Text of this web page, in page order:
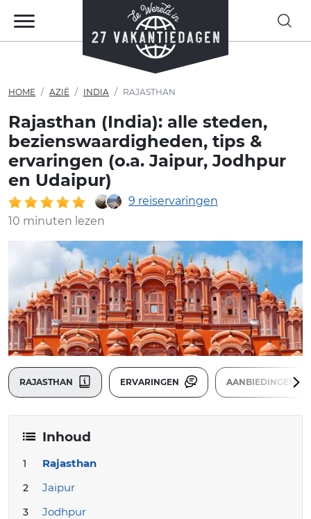
HOME AZIË INDIA RAJASTHAN
Rajasthan (India): alle steden,
bezienswaardigheden, tips &
ervaringen (o.a. Jaipur, Jodhpur
en Udaipur)
9 reiservaringen
10 minuten lezen
RAJASTHAN ERVARINGEN AANBIEDINGEN
Inhoud
Rajasthan
Jaipur
Jodhpur